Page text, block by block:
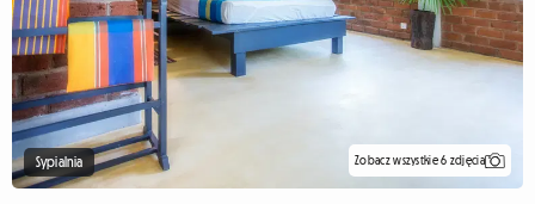
Sypialnia Zobacz wszystkie 6 zdjęcia